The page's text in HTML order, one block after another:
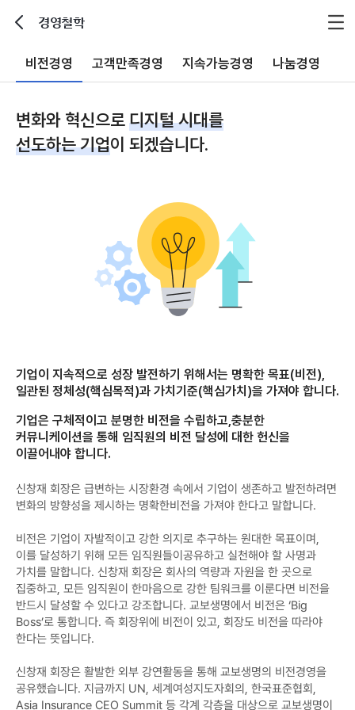
경영철학
비전경영 고객만족경영 지속가능경영 나눔경영
변화와 혁신으로디지털 시대를
선도하는 기업이 되겠습니다.
기업이 지속적으로 성장 발전하기 위해서는 명확한 목표(비전),
일관된 정체성(핵심목적)과 가치기준(핵심가치)을 가져야 합니다.
기업은 구체적이고 분명한 비전을 수립하고,충분한
커뮤니케이션을 통해 임직원의 비전 달성에 대한 헌신을
이끌어내야 합니다.
신창재 회장은 급변하는 시장환경 속에서 기업이 생존하고 발전하려면
변화의 방향성을 제시하는 명확한비전을 가져야 한다고 말합니다.
비전은 기업이 자발적이고 강한 의지로 추구하는 원대한 목표이며,
이를 달성하기 위해 모든 임직원들이공유하고 실천해야 할 사명과
가치를 말합니다. 신창재 회장은 회사의 역량과 자원을 한 곳으로
집중하고, 모든 임직원이 한마음으로 강한 팀워크를 이룬다면 비전을
반드시 달성할 수 있다고 강조합니다. 교보생명에서 비전은 ‘Big
Boss’로 통합니다. 즉 회장위에 비전이 있고, 회장도 비전을 따라야
한다는 뜻입니다.
신창재 회장은 활발한 외부 강연활동을 통해 교보생명의 비전경영을
공유했습니다. 지금까지 UN, 세계여성지도자회의, 한국표준협회,
Asia Insurance CEO Summit 등 각계 각층을 대상으로 교보생명이